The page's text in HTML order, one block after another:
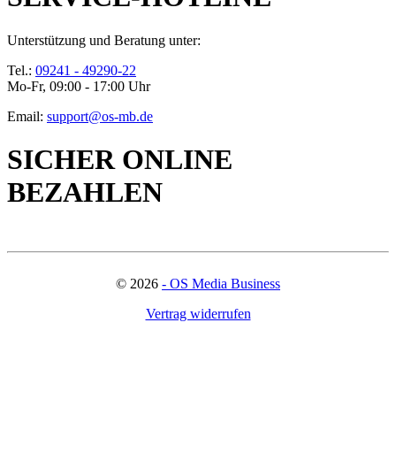
Unterstützung und Beratung unter:
Tel.: 09241 - 49290-22
Mo-Fr, 09:00 - 17:00 Uhr
Email: support@os-mb.de
SICHER ONLINE
BEZAHLEN
© 2026 - OS Media Business
Vertrag widerrufen